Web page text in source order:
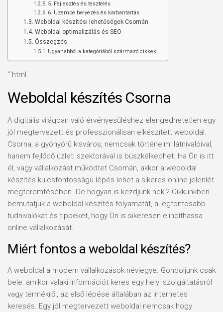
5. Fejlesztés és tesztelés
6. Üzembe helyezés és karbantartás
Weboldal készítési lehetőségek Csornán
Weboldal optimalizálás és SEO
Összegzés
Ugyanabból a kategóriából származó cikkek:
“`html
Weboldal készítés Csorna
A digitális világban való érvényesüléshez elengedhetetlen egy
jól megtervezett és professzionálisan elkészített weboldal.
Csorna, a gyönyörű kisváros, nemcsak történelmi látnivalóival,
hanem fejlődő üzleti szektorával is büszkélkedhet. Ha Ön is itt
él, vagy vállalkozást működtet Csornán, akkor a weboldal
készítés kulcsfontosságú lépés lehet a sikeres online jelenlét
megteremtésében. De hogyan is kezdjünk neki? Cikkünkben
bemutatjuk a weboldal készítés folyamatát, a legfontosabb
tudnivalókat és tippeket, hogy Ön is sikeresen elindíthassa
online vállalkozását.
Miért fontos a weboldal készítés?
A weboldal a modern vállalkozások névjegye. Gondoljunk csak
bele: amikor valaki információt keres egy helyi szolgáltatásról
vagy termékről, az első lépése általában az internetes
keresés. Egy jól megtervezett weboldal nemcsak hogy